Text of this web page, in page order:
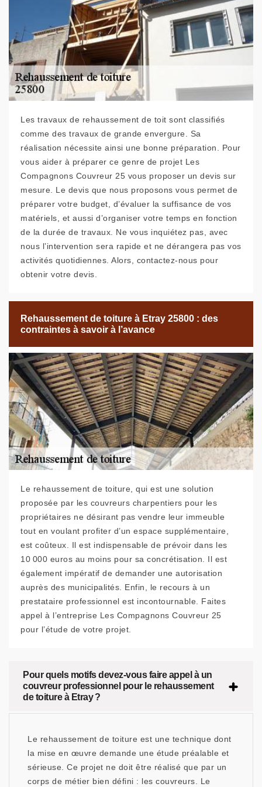
Les travaux de rehaussement de toit sont classifiés
comme des travaux de grande envergure. Sa
réalisation nécessite ainsi une bonne préparation. Pour
vous aider à préparer ce genre de projet Les
Compagnons Couvreur 25 vous proposer un devis sur
mesure. Le devis que nous proposons vous permet de
préparer votre budget, d’évaluer la suffisance de vos
matériels, et aussi d’organiser votre temps en fonction
de la durée de travaux. Ne vous inquiétez pas, avec
nous l’intervention sera rapide et ne dérangera pas vos
activités quotidiennes. Alors, contactez-nous pour
obtenir votre devis.
Rehaussement de toiture à Etray 25800 : des
contraintes à savoir à l’avance
Le rehaussement de toiture, qui est une solution
proposée par les couvreurs charpentiers pour les
propriétaires ne désirant pas vendre leur immeuble
tout en voulant profiter d’un espace supplémentaire,
est coûteux. Il est indispensable de prévoir dans les
10 000 euros au moins pour sa concrétisation. Il est
également impératif de demander une autorisation
auprès des municipalités. Enfin, le recours à un
prestataire professionnel est incontournable. Faites
appel à l’entreprise Les Compagnons Couvreur 25
pour l’étude de votre projet.
Pour quels motifs devez-vous faire appel à un
couvreur professionnel pour le rehaussement
de toiture à Etray ?
Le rehaussement de toiture est une technique dont
la mise en œuvre demande une étude préalable et
sérieuse. Ce projet ne doit être réalisé que par un
corps de métier bien défini : les couvreurs. Le